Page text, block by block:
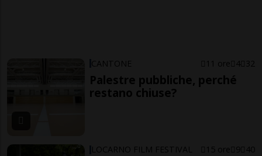
CANTONE 11 ore 4 32
Palestre pubbliche, perché
restano chiuse?
LOCARNO FILM FESTIVAL 15 ore 9 40